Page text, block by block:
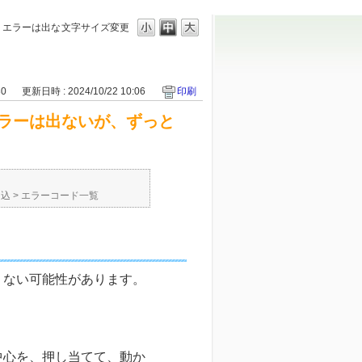
文字サイズ変更
ラーは出な
更新日時 : 2024/10/22 10:06 印刷
ーは出ないが、ずっと
> エラーコード一覧
い可能性があります。
を、押し当てて、動か